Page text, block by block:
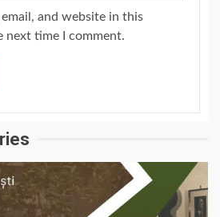
email, and website in this
next time I comment.